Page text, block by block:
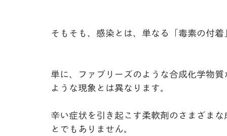
そもそも、感染とは、単なる「毒素の付
単に、ファブリーズのような合成化学物
ような現象とは異なります。
辛い症状を引き起こす柔軟剤のさまざま
とでもありません。